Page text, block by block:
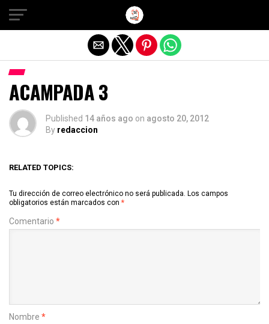
ACAMPADA 3
Published 14 años ago on agosto 20, 2012
By redaccion
RELATED TOPICS:
Tu dirección de correo electrónico no será publicada. Los campos
obligatorios están marcados con *
Comentario *
Nombre *
Salir de la versión móvil